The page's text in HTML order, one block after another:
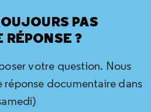
PAS
RÉPONSE ?
votre question. Nous
réponse documentaire dans